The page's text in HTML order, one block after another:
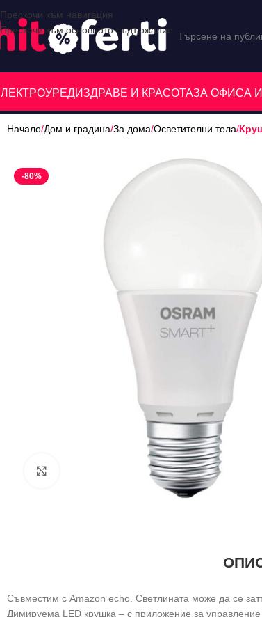
Прескочи към навигация
Прескочи към основното съдържание
ЗДРАВЕ И КРАСОТАЗА ОФИСА
Начало/Дом и градина/За дома/Осветителни тела/
-80%
Щракнете за уголемяване
Съвместим с Amazon echo. Светлината може да се
Димируема LED крушка – с приложение за управление